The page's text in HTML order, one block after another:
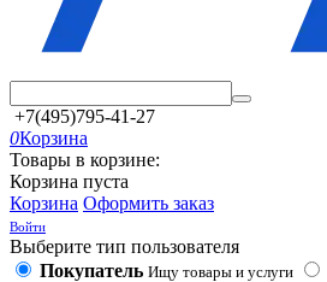
+7(495)795-41-27
0Корзина
Товары в корзине:
Корзина пуста
Корзина Оформить заказ
Войти
Выберите тип пользователя
Покупатель Ищу товары и услуги